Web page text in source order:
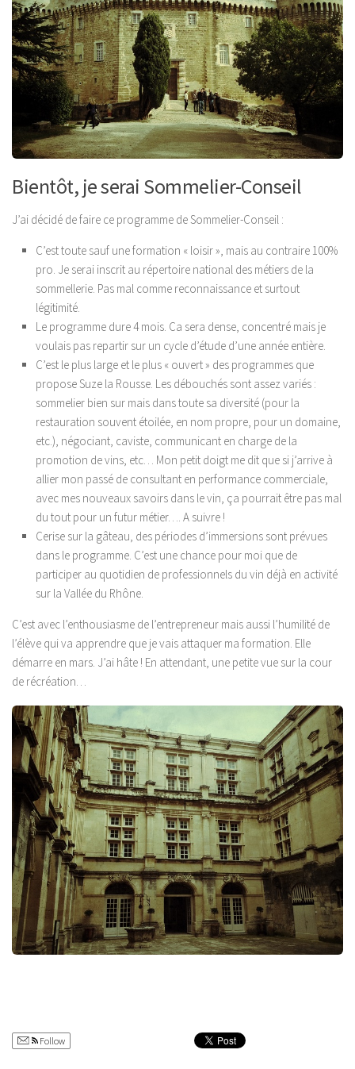
Bientôt, je serai Sommelier-Conseil
J’ai décidé de faire ce programme de Sommelier-Conseil :
C’est toute sauf une formation « loisir », mais au contraire 100%
pro. Je serai inscrit au répertoire national des métiers de la
sommellerie. Pas mal comme reconnaissance et surtout
légitimité.
Le programme dure 4 mois. Ca sera dense, concentré mais je
voulais pas repartir sur un cycle d’étude d’une année entière.
C’est le plus large et le plus « ouvert » des programmes que
propose Suze la Rousse. Les débouchés sont assez variés :
sommelier bien sur mais dans toute sa diversité (pour la
restauration souvent étoilée, en nom propre, pour un domaine,
etc.), négociant, caviste, communicant en charge de la
promotion de vins, etc… Mon petit doigt me dit que si j’arrive à
allier mon passé de consultant en performance commerciale,
avec mes nouveaux savoirs dans le vin, ça pourrait être pas mal
du tout pour un futur métier…. A suivre !
Cerise sur la gâteau, des périodes d’immersions sont prévues
dans le programme. C’est une chance pour moi que de
participer au quotidien de professionnels du vin déjà en activité
sur la Vallée du Rhône.
C’est avec l’enthousiasme de l’entrepreneur mais aussi l’humilité de
l’élève qui va apprendre que je vais attaquer ma formation. Elle
démarre en mars. J’ai hâte ! En attendant, une petite vue sur la cour
de récréation…
Follow